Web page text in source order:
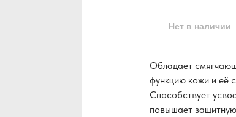
Нет в наличии
Обладает
функцию кожи и её
Способствует
повышает